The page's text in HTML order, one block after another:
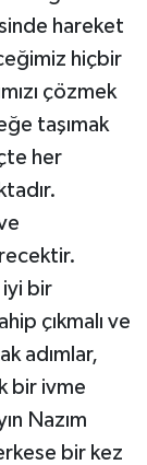
hareket
hiçbir
çözmek
taşımak
her
bir
çıkmalı ve
adımlar,
bir ivme
Nazım
bir kez